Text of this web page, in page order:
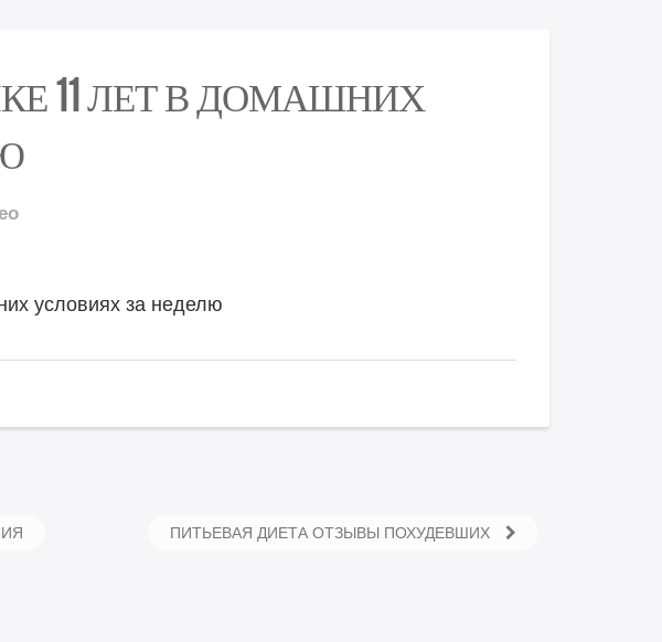
11 ЛЕТ В ДОМАШНИХ
условиях за неделю
ПИТЬЕВАЯ ДИЕТА ОТЗЫВЫ ПОХУДЕВШИХ